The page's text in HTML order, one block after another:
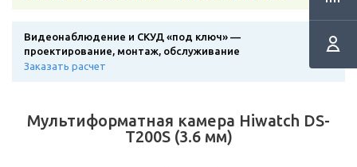
Видеонаблюдение и СКУД «под ключ» —
проектирование, монтаж, обслуживание
Заказать расчет
Мультиформатная камера Hiwatch DS-
T200S (3.6 мм)